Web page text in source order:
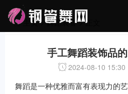
主页>舞蹈装备> 正文
手工舞蹈装饰品
2024-08-10 15:30
舞蹈是一种优雅而富有表现力的